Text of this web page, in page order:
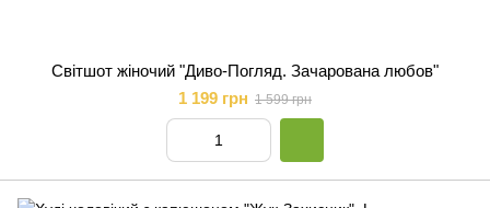
Світшот жіночий "Диво-Погляд. Зачарована любов"
1 199 грн 1 599 грн